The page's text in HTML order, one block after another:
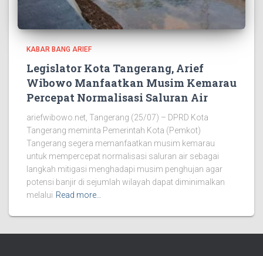
KABAR BANG ARIEF
Legislator Kota Tangerang, Arief
Wibowo Manfaatkan Musim Kemarau
Percepat Normalisasi Saluran Air
ariefwibowo.net, Tangerang (25/07) – DPRD Kota
Tangerang meminta Pemerintah Kota (Pemkot)
Tangerang segera memanfaatkan musim kemarau
untuk mempercepat normalisasi saluran air sebagai
langkah mitigasi menghadapi musim penghujan agar
potensi banjir di sejumlah wilayah dapat diminimalkan
melalui Read more…